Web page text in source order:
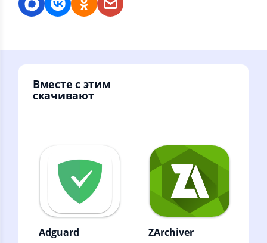
Вместе с этим
скачивают
Adguard ZArchiver